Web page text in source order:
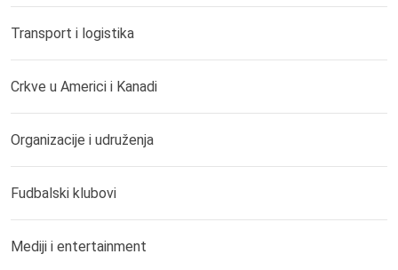
Transport i logistika
Crkve u Americi i Kanadi
Organizacije i udruženja
Fudbalski klubovi
Mediji i entertainment